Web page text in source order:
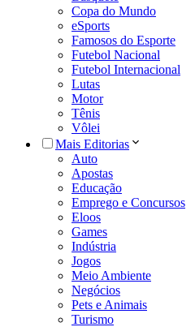
Copa do Mundo
eSports
Famosos do Esporte
Futebol Nacional
Futebol Internacional
Lutas
Motor
Tênis
Vôlei
Mais Editorias
Auto
Apostas
Educação
Emprego e Concursos
Eloos
Games
Indústria
Jogos
Meio Ambiente
Negócios
Pets e Animais
Turismo